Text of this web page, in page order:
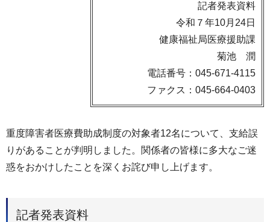
記者発表資料
令和７年10月24日
健康福祉局医療援助課
菊池 潤
電話番号：045-671-4115
ファクス：045-664-0403
重度障害者医療費助成制度の対象者12名について、支給誤
りがあることが判明しました。関係者の皆様に多大なご迷
惑をおかけしたことを深くお詫び申し上げます。
記者発表資料